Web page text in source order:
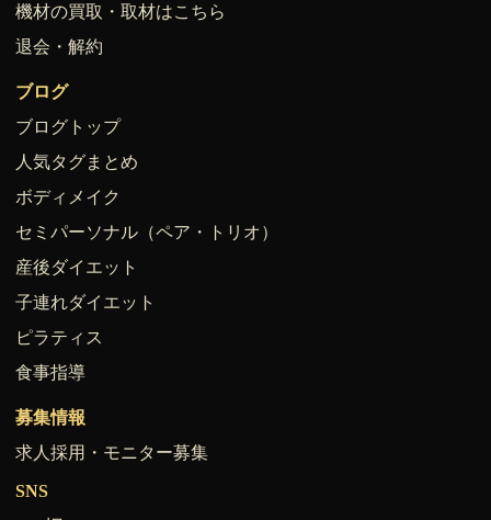
機材の買取・取材はこちら
退会・解約
ブログ
ブログトップ
人気タグまとめ
ボディメイク
セミパーソナル（ペア・トリオ）
産後ダイエット
子連れダイエット
ピラティス
食事指導
募集情報
求人採用・モニター募集
SNS